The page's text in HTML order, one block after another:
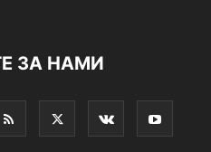
ЗА НАМИ